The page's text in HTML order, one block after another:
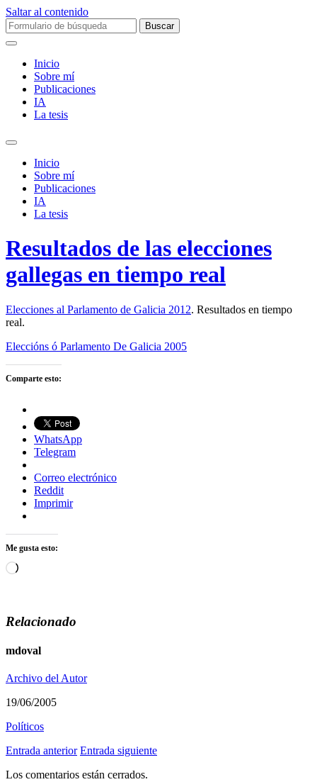
Saltar al contenido
Buscar:
Inicio
Sobre mí­
Publicaciones
IA
La tesis
Alternar
campo
búsqueda
Inicio
Sobre mí­
Publicaciones
IA
La tesis
Resultados de las elecciones
gallegas en tiempo real
Elecciones al Parlamento de Galicia 2012. Resultados en tiempo
real.
Eleccións ó Parlamento De Galicia 2005
Comparte esto:
WhatsApp
Telegram
Correo electrónico
Reddit
Imprimir
Me gusta esto:
Cargando...
Relacionado
mdoval
Archivo del Autor
19/06/2005
Polí­ticos
Entrada anterior Entrada siguiente
Los comentarios están cerrados.